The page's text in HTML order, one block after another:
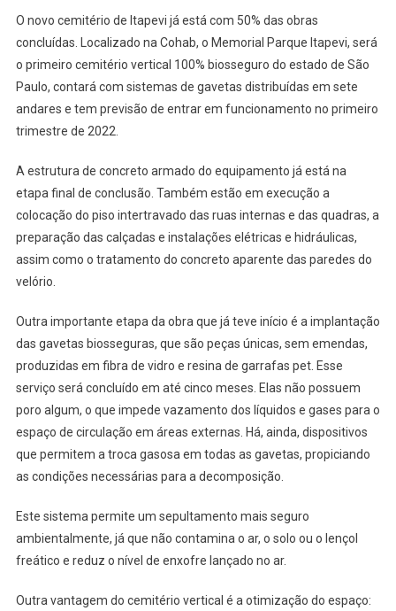
Vertical
De
Itapevi
Ficará
Pronto
O novo cemitério de Itapevi já está com 50% das obras
concluídas. Localizado na Cohab, o Memorial Parque Itapevi, será
o primeiro cemitério vertical 100% biosseguro do estado de São
Paulo, contará com sistemas de gavetas distribuídas em sete
andares e tem previsão de entrar em funcionamento no primeiro
trimestre de 2022.
A estrutura de concreto armado do equipamento já está na
etapa final de conclusão. Também estão em execução a
colocação do piso intertravado das ruas internas e das quadras, a
preparação das calçadas e instalações elétricas e hidráulicas,
assim como o tratamento do concreto aparente das paredes do
velório.
Outra importante etapa da obra que já teve início é a implantação
das gavetas biosseguras, que são peças únicas, sem emendas,
produzidas em fibra de vidro e resina de garrafas pet. Esse
serviço será concluído em até cinco meses. Elas não possuem
poro algum, o que impede vazamento dos líquidos e gases para o
espaço de circulação em áreas externas. Há, ainda, dispositivos
que permitem a troca gasosa em todas as gavetas, propiciando
as condições necessárias para a decomposição.
Este sistema permite um sepultamento mais seguro
ambientalmente, já que não contamina o ar, o solo ou o lençol
freático e reduz o nível de enxofre lançado no ar.
Outra vantagem do cemitério vertical é a otimização do espaço: